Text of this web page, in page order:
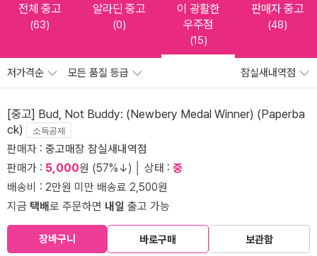
전체 중고
(63)
알라딘 중고
(0)
이 광활한
우주점
(15)
판매자 중고
(48)
저가격순 모든 품질 등급 잠실새내역점
[중고] Bud, Not Buddy: (Newbery Medal Winner) (Paperba
ck)
소득공제
판매자 : 중고매장 잠실새내역점
판매가 : 5,000원 (57%↓) │ 상태 : 중
배송비 : 2만원 미만 배송료 2,500원
지금 택배로 주문하면 내일 출고 가능
장바구니 바로구매 보관함